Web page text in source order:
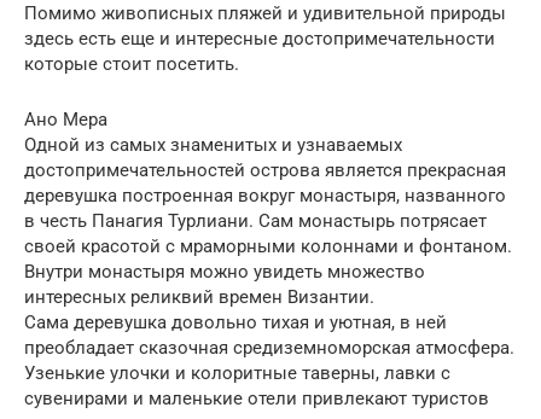
Помимо живописных пляжей и удивительной природы
здесь есть еще и интересные достопримечательности
которые стоит посетить.
Ано Мера
Одной из самых знаменитых и узнаваемых
достопримечательностей острова является прекрасная
деревушка построенная вокруг монастыря, названного
в честь Панагия Турлиани. Сам монастырь потрясает
своей красотой с мраморными колоннами и фонтаном.
Внутри монастыря можно увидеть множество
интересных реликвий времен Византии.
Сама деревушка довольно тихая и уютная, в ней
преобладает сказочная средиземноморская атмосфера.
Узенькие улочки и колоритные таверны, лавки с
сувенирами и маленькие отели привлекают туристов